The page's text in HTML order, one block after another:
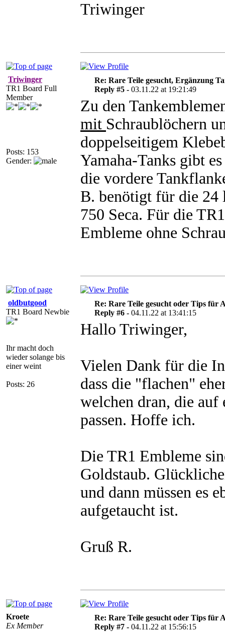
Triwinger
Triwinger
TR1 Board Full
Member
Posts: 153
Gender:
Re: Rare Teile gesucht, Ergänzung
Reply #5 - 03.11.22 at 19:21:49
Zu den
mit Schraublöchern
doppelseitigem
Yamaha-Tanks gibt
die vordere
B. benötigt für die 24
750 Seca. Für die
Embleme ohne
oldbutgood
TR1 Board Newbie
Ihr macht doch
wieder solange bis
einer weint
Posts: 26
Re: Rare Teile gesucht oder Tips für
Reply #6 - 04.11.22 at 13:41:15
Hallo Triwinger,
Vielen Dank für die
dass die "flachen"
welchen dran, die auf
passen. Hoffe ich.
Die TR1 Embleme
Goldstaub.
und dann müssen es
aufgetaucht ist.
Gruß R.
Kroete
Ex Member
Re: Rare Teile gesucht oder Tips für
Reply #7 - 04.11.22 at 15:56:15